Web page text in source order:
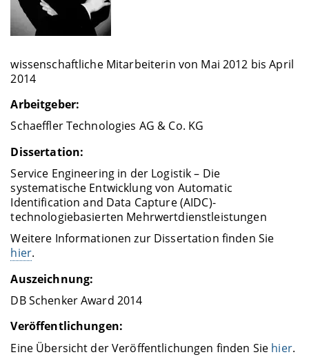
wissenschaftliche Mitarbeiterin von Mai 2012 bis April
2014
Arbeitgeber:
Schaeffler Technologies AG & Co. KG
Dissertation:
Service Engineering in der Logistik – Die
systematische Entwicklung von Automatic
Identification and Data Capture (AIDC)-
technologiebasierten Mehrwertdienstleistungen
Weitere Informationen zur Dissertation finden Sie
hier.
Auszeichnung:
DB Schenker Award 2014
Veröffentlichungen:
Eine Übersicht der Veröffentlichungen finden Sie hier.